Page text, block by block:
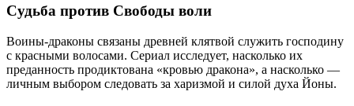
Судьба против Свободы воли
Воины-драконы связаны древней клятвой служить господину
с красными волосами. Сериал исследует, насколько их
преданность продиктована «кровью дракона», а насколько —
личным выбором следовать за харизмой и силой духа Йоны.